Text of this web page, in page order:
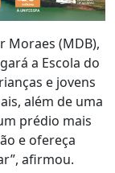
Moraes (MDB),
a Escola do
e jovens
além de uma
prédio mais
e ofereça
afirmou.